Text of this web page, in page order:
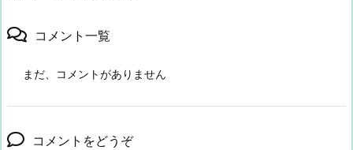
コメント一覧
まだ、コメントがありません
コメントをどうぞ